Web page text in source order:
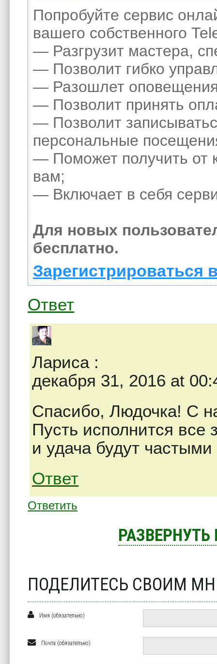
Попробуйте сервис
вашего собственного
— Разгрузит мастера,
— Позволит гибко
— Разошлет оповещения
— Позволит принять
— Позволит
персональные
— Поможет получить от
вам;
— Включает в себя
Для новых
бесплатно.
Зарегистрироваться
Ответ
Лариса:
декабря 31, 2016 at
Спасибо, Людочка! С
Пусть исполнится все
и удача будут
Ответ
Ответить
ПОДЕЛИТЕСЬ СВОИМ
Имя (обязательно)
Почта (обязательно)